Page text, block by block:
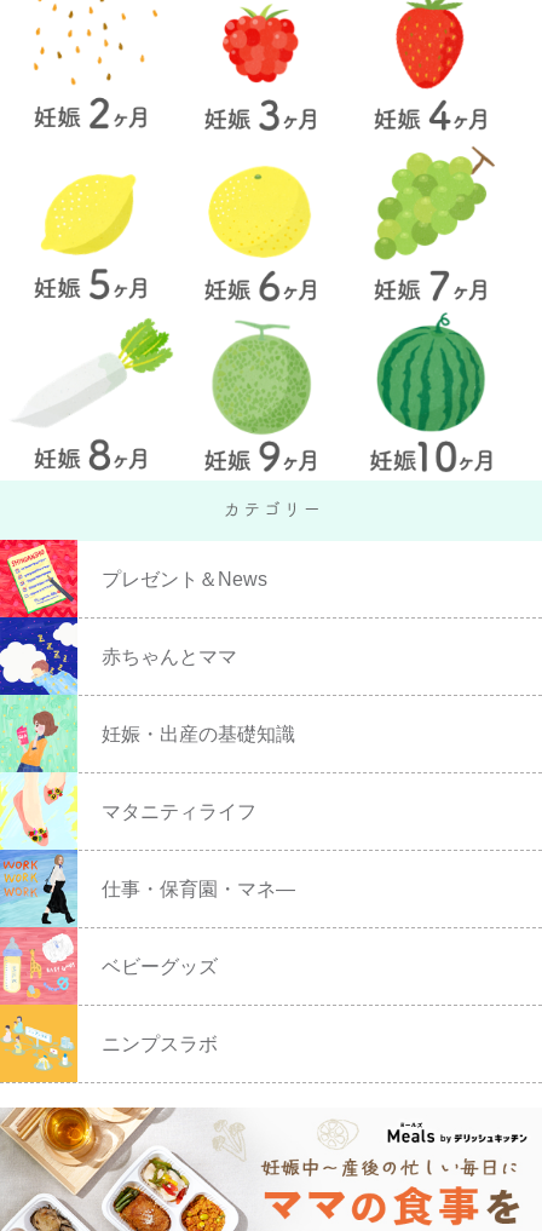
プレゼント＆News
赤ちゃんとママ
妊娠・出産の基礎知識
マタニティライフ
仕事・保育園・マネ―
ベビーグッズ
ニンプスラボ